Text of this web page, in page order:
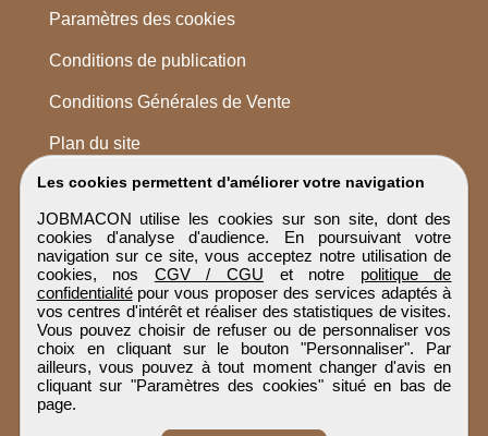
Les cookies permettent d'améliorer votre navigation
JOBMACON utilise les cookies sur son site, dont des
cookies d'analyse d'audience. En poursuivant votre
navigation sur ce site, vous acceptez notre utilisation de
cookies, nos CGV / CGU et notre politique de
confidentialitépour vous proposer des services adaptés à
vos centres d'intérêt et réaliser des statistiques de visites.
Vous pouvez choisir de refuser ou de personnaliser vos
choix en cliquant sur le bouton "Personnaliser". Par
ailleurs, vous pouvez à tout moment changer d'avis en
cliquant sur "Paramètres des cookies" situé en bas de
page.
Paramètres des cookies
Conditions de publication
Conditions Générales de Vente
Plan du site